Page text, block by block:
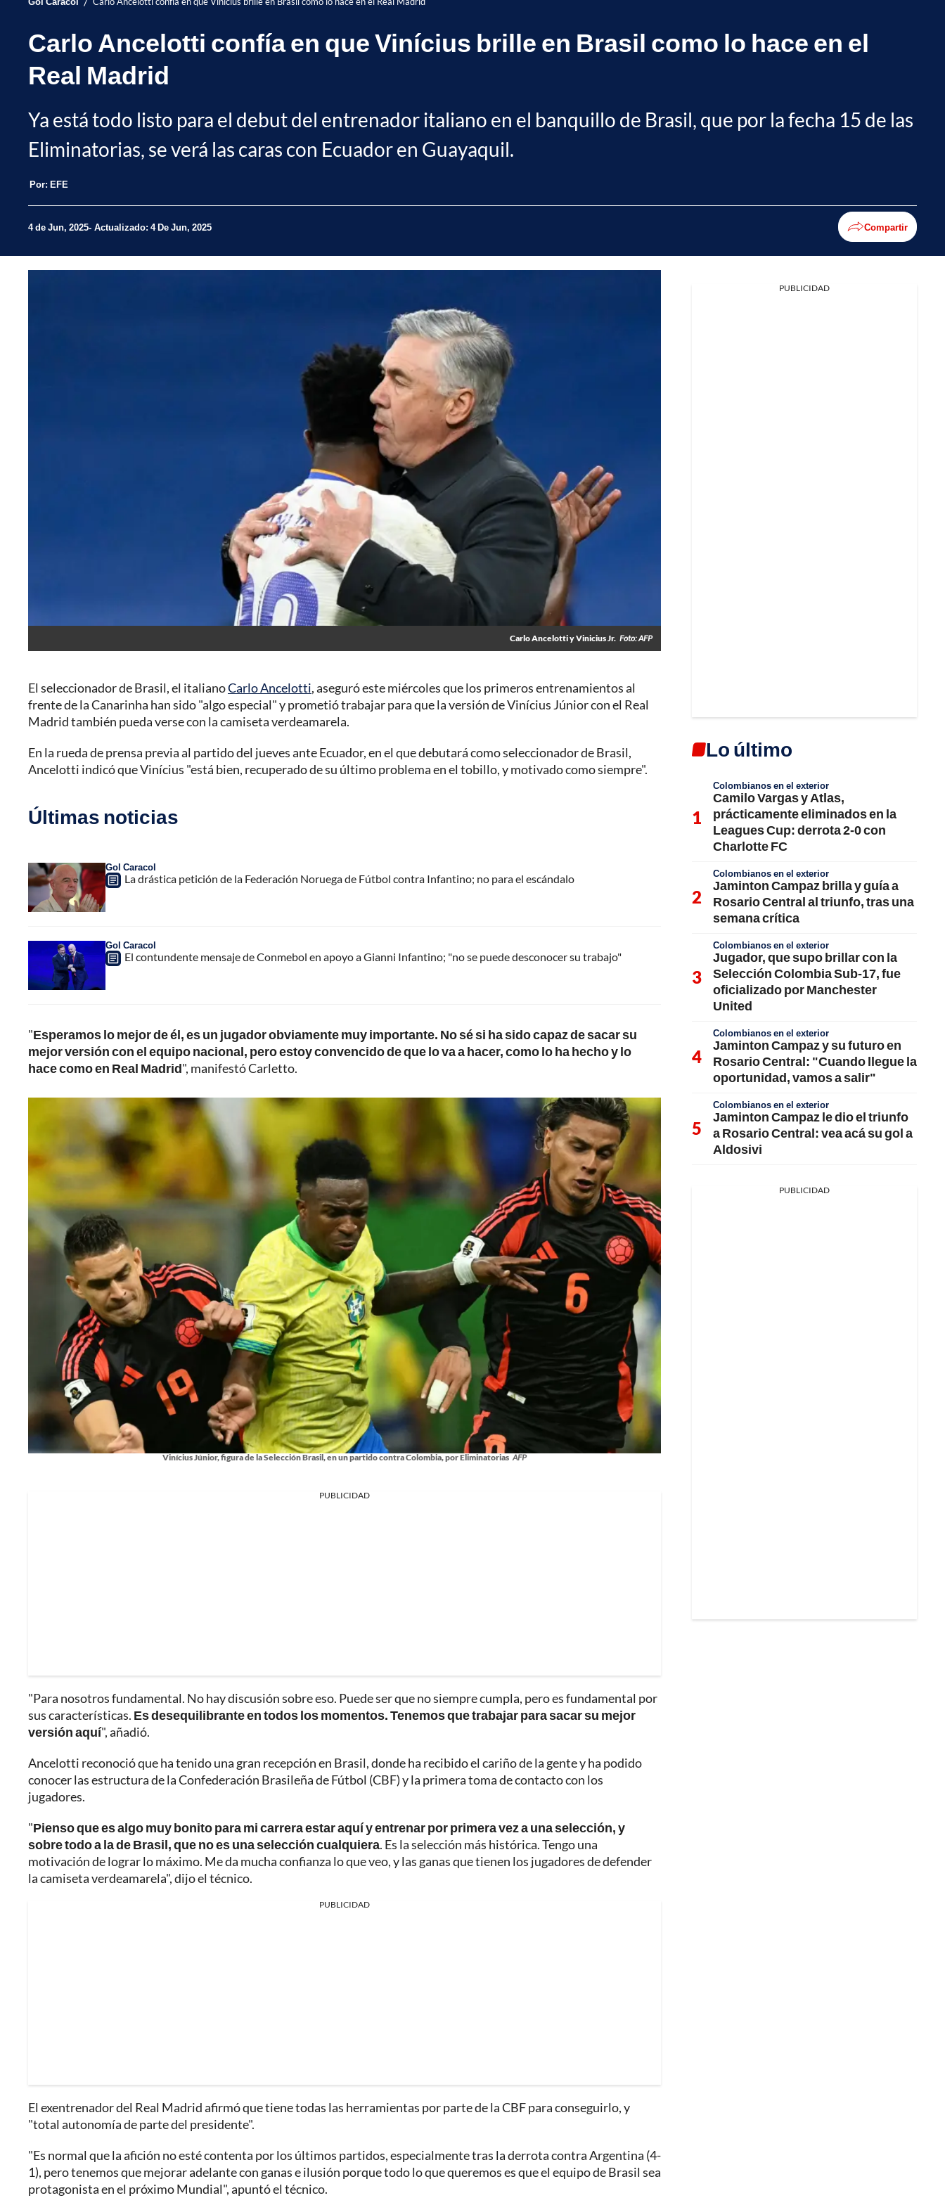
Carlo Ancelotti confía en que Vinícius brille en Brasil como lo hace en el
Real Madrid
Ya está todo listo para el debut del entrenador italiano en el banquillo de Brasil, que por la fecha 15 de las
Eliminatorias, se verá las caras con Ecuador en Guayaquil.
Por: EFE
4 de Jun, 2025 Actualizado: 4 De Jun, 2025 Compartir
Carlo Ancelotti y Vinicius Jr. Foto: AFP
El seleccionador de Brasil, el italianoCarlo Ancelotti, aseguró este miércoles que los primeros entrenamientos al
frente de la Canarinha han sido "algo especial" y prometió trabajar para que la versión de Vinícius Júnior con el Real
Madrid también pueda verse con la camiseta verdeamarela.
En la rueda de prensa previa al partido del jueves ante Ecuador, en el que debutará como seleccionador de Brasil,
Ancelotti indicó que Vinícius "está bien, recuperado de su último problema en el tobillo, y motivado como siempre".
Últimas noticias
Gol Caracol
La drástica petición de la Federación Noruega de Fútbol contra Infantino; no para el escándalo
Gol Caracol
El contundente mensaje de Conmebol en apoyo a Gianni Infantino; "no se puede desconocer su trabajo"
"Esperamos lo mejor de él, es un jugador obviamente muy importante. No sé si ha sido capaz de sacar su
mejor versión con el equipo nacional, pero estoy convencido de que lo va a hacer, como lo ha hecho y lo
hace como en Real Madrid", manifestó Carletto.
Vinícius Júnior, figura de la Selección Brasil, en un partido contra Colombia, por Eliminatorias AFP
PUBLICIDAD
"Para nosotros fundamental. No hay discusión sobre eso. Puede ser que no siempre cumpla, pero es fundamental por
sus características. Es desequilibrante en todos los momentos. Tenemos que trabajar para sacar su mejor
versión aquí", añadió.
Ancelotti reconoció que ha tenido una gran recepción en Brasil, donde ha recibido el cariño de la gente y ha podido
conocer las estructura de la Confederación Brasileña de Fútbol (CBF) y la primera toma de contacto con los
jugadores.
"Pienso que es algo muy bonito para mi carrera estar aquí y entrenar por primera vez a una selección, y
sobre todo a la de Brasil, que no es una selección cualquiera. Es la selección más histórica. Tengo una
motivación de lograr lo máximo. Me da mucha confianza lo que veo, y las ganas que tienen los jugadores de defender
la camiseta verdeamarela", dijo el técnico.
PUBLICIDAD
El exentrenador del Real Madrid afirmó que tiene todas las herramientas por parte de la CBF para conseguirlo, y
"total autonomía de parte del presidente".
"Es normal que la afición no esté contenta por los últimos partidos, especialmente tras la derrota contra Argentina (4-
1), pero tenemos que mejorar adelante con ganas e ilusión porque todo lo que queremos es que el equipo de Brasil sea
protagonista en el próximo Mundial", apuntó el técnico.
PUBLICIDAD
Lo último
Colombianos en el exterior
Camilo Vargas y Atlas,
prácticamente eliminados en la
Leagues Cup: derrota 2-0 con
Charlotte FC
Colombianos en el exterior
Jaminton Campaz brilla y guía a
Rosario Central al triunfo, tras una
semana crítica
Colombianos en el exterior
Jugador, que supo brillar con la
Selección Colombia Sub-17, fue
oficializado por Manchester
United
Colombianos en el exterior
Jaminton Campaz y su futuro en
Rosario Central: "Cuando llegue la
oportunidad, vamos a salir"
Colombianos en el exterior
Jaminton Campaz le dio el triunfo
a Rosario Central: vea acá su gol a
Aldosivi
PUBLICIDAD